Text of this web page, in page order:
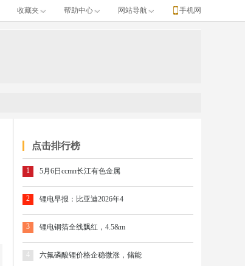
收藏夹 帮助中心 网站导航 手机网
点击排行榜
1 5月6日ccmn长江有色金属
2 锂电早报：比亚迪2026年4
3 锂电铜箔全线飘红，4.5&m
4 六氟磷酸锂价格企稳微涨，储能